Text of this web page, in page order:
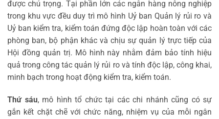
được chú trọng. Tại phần lớn các ngân hàng nông nghiệp
trong khu vực đều duy trì mô hình Uỷ ban Quản lý rủi ro và
Uỷ ban kiểm tra, kiểm toán đứng độc lập hoàn toàn với các
phòng ban, bộ phận khác và chịu sự quản lý trực tiếp của
Hội đồng quản trị. Mô hình này nhằm đảm bảo tính hiệu
quả trong công tác quản lý rủi ro và tính độc lập, công khai,
minh bạch trong hoạt động kiểm tra, kiểm toán.
Thứ sáu, mô hình tổ chức tại các chi nhánh cũng có sự
gắn kết chặt chẽ với chức năng, nhiệm vụ của mỗi ngân